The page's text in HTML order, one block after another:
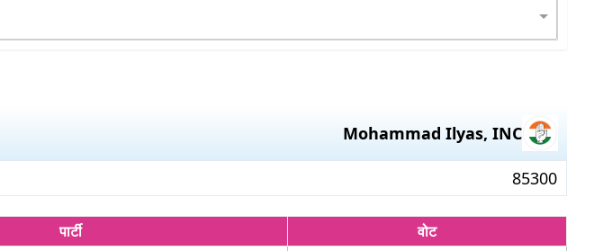
Mohammad Ilyas, INC
85300
पार्टी वोट